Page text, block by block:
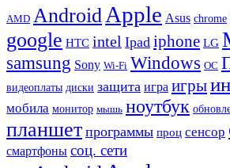
AMD Android Apple Asus chrome
google HTC intel Ipad iphone LG
samsung Sony Wi-Fi Windows ОС
видеоплаты диски защита игра игры
мобила монитор мышь ноутбук
планшет программы проц сенсор
смартфоны соц. сети